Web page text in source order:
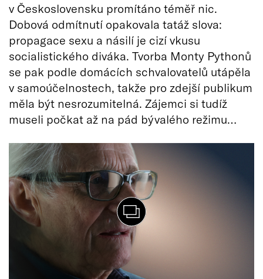
v Československu promítáno téměř nic.
Dobová odmítnutí opakovala tatáž slova:
propagace sexu a násilí je cizí vkusu
socialistického diváka. Tvorba Monty Pythonů
se pak podle domácích schvalovatelů utápěla
v samoúčelnostech, takže pro zdejší publikum
měla být nesrozumitelná. Zájemci si tudíž
museli počkat až na pád bývalého režimu…